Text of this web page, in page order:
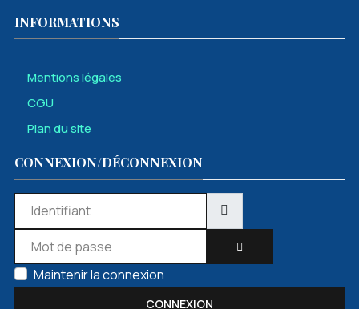
INFORMATIONS
Mentions légales
CGU
Plan du site
CONNEXION/DÉCONNEXION
Identifiant
Mot de passe
AFFICHER LE MOT DE
Maintenir la connexion
CONNEXION